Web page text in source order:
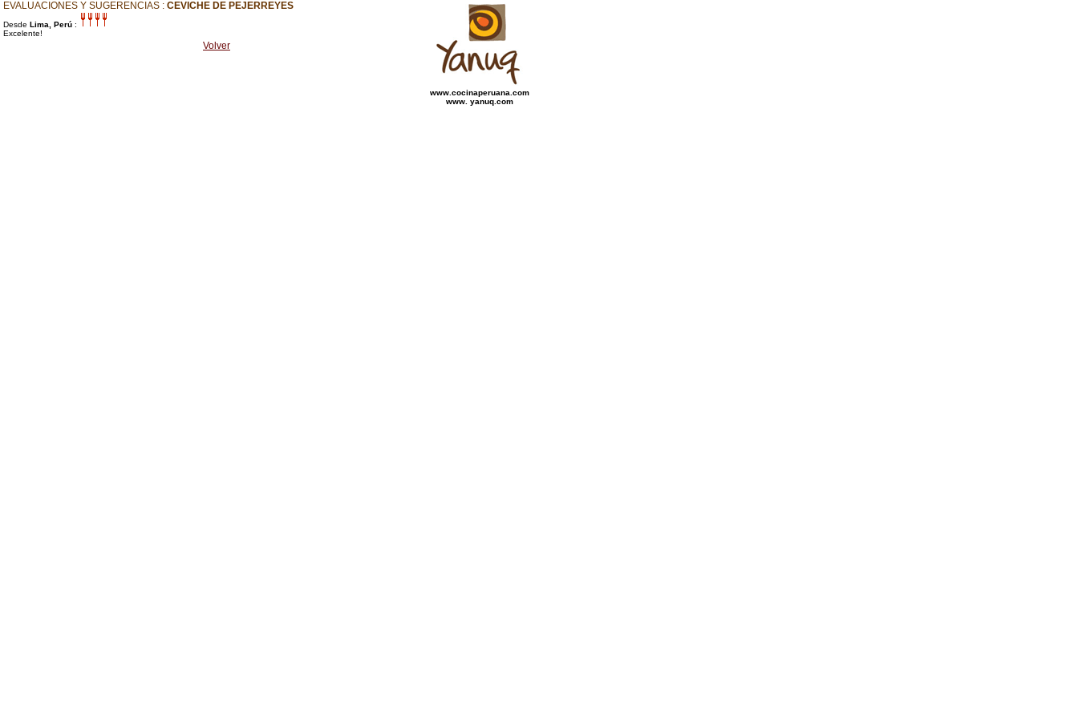
EVALUACIONES Y SUGERENCIAS : CEVICHE DE PEJERREYES
Desde Lima, Perú :
Excelente!
Volver
www.cocinaperuana.com
www. yanuq.com